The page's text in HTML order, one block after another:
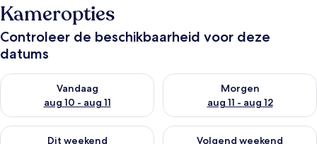
Kameropties
Controleer de beschikbaarheid voor deze
datums
Vandaag
aug 10 - aug 11
De beschikbaarheid controleren voor vanavond aug 10 - aug
Morgen
aug 11 - aug 12
De beschikbaarheid
Dit weekend
De beschikbaarheid controleren voor dit weekend aug 14 -
Volgend weekend
De beschikbaarheid